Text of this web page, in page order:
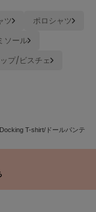
ツ
ポロシャツ
ソール
プ/ビスチェ
T-shirt/ドールパンテ